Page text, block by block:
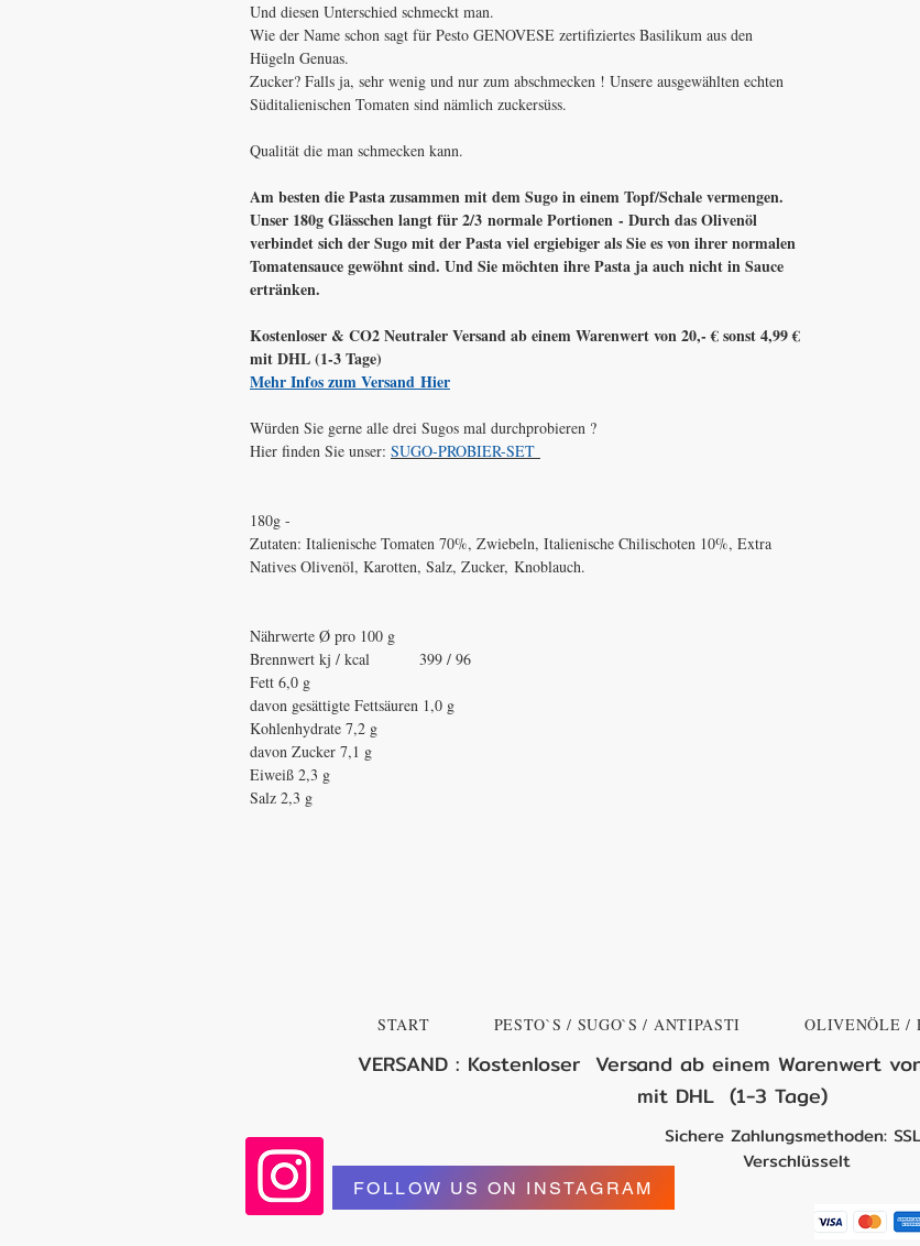
Und diesen Unterschied schmeckt man.
Wie der Name schon sagt für Pesto GENOVESE zertifiziertes Basilikum aus den
Hügeln Genuas.
Zucker? Falls ja, sehr wenig und nur zum abschmecken ! Unsere ausgewählten echten
Süditalienischen Tomaten sind nämlich zuckersüss.
Qualität die man schmecken kann.
Am besten die Pasta zusammen mit dem Sugo in einem Topf/Schale vermengen.
Unser 180g Glässchen langt für 2/3 normale Portionen - Durch das Olivenöl
verbindet sich der Sugo mit der Pasta viel ergiebiger als Sie es von ihrer normalen
Tomatensauce gewöhnt sind. Und Sie möchten ihre Pasta ja auch nicht in Sauce
ertränken.
Kostenloser & CO2 Neutraler Versand ab einem Warenwert von 20,- € sonst 4,99 €
mit DHL (1-3 Tage)
Mehr Infos zum Versand Hier
Würden Sie gerne alle drei Sugos mal durchprobieren ?
Hier finden Sie unser: SUGO-PROBIER-SET
180g -
Zutaten: Italienische Tomaten 70%, Zwiebeln, Italienische Chilischoten 10%, Extra
Natives Olivenöl, Karotten, Salz, Zucker, Knoblauch.
Nährwerte Ø pro 100 g
Brennwert kj / kcal 399 / 96
Fett 6,0 g
davon gesättigte Fettsäuren 1,0 g
Kohlenhydrate 7,2 g
davon Zucker 7,1 g
Eiweiß 2,3 g
Salz 2,3 g
START PESTO`S / SUGO`S / ANTIPASTI OLIVENÖLE /
VERSAND : Kostenloser Versand ab einem Warenwert
mit DHL (1-3 Tage)
FOLLOW US ON INSTAGRAM
Sichere Zahlungsmethoden:
Verschlüsselt